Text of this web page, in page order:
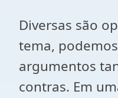
Diversas são
tema,
argumentos
contras. Em